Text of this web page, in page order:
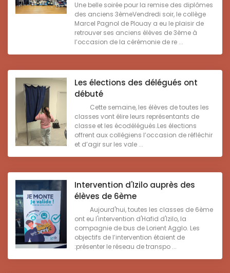
Une belle soirée pour la remise des diplômes
des anciens 3èmeVendredi soir, le collège
Marcel Pagnol de Plouay a eu le plaisir de
retrouver ses anciens élèves de 3ème à
l’occasion de la cérémonie de re ...
Les élections des délégués ont
débuté
Cette semaine, les élèves de toutes les
classes vont élire leurs représentants de
classe et les écodélégués.Les élections
offrent aux collégiens l’occasion de réfléchir
et d’agir sur les vale ...
Intervention d'Izilo auprès des
élèves de 6ème
Aujourd'hui, toutes les classes de 6ème
ont eu l'intervention d'Hafid d'Izilo, la
compagnie de bus de Lorient Agglo. Les
objectifs de l’intervention étaient de
:présenter le réseau de transpo ...